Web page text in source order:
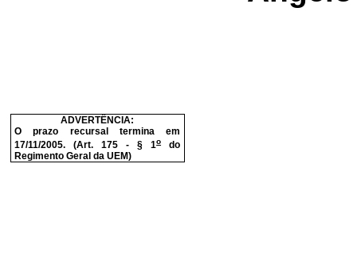
ADVERTÊNCIA:
O prazo recursal termina em
17/11/2005. (Art. 175 - § 1o
do
Regimento Geral da UEM)